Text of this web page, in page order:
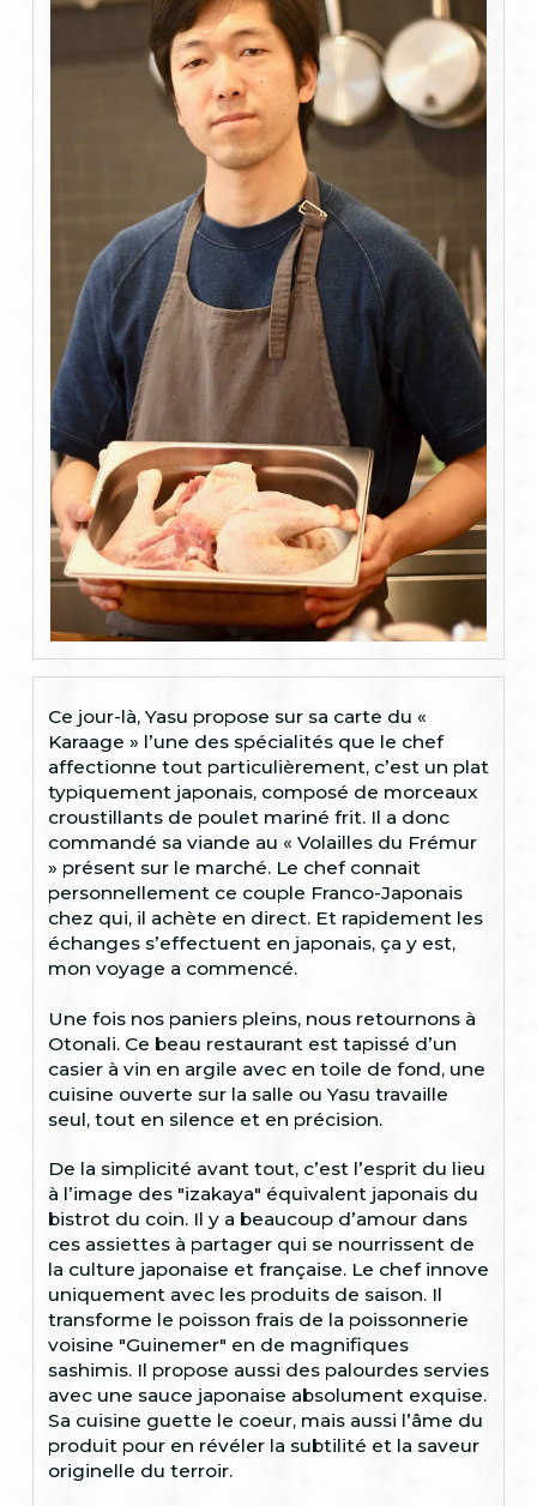
Ce jour-là, Yasu propose sur sa carte du «
Karaage » l’une des spécialités que le chef
affectionne tout particulièrement, c’est un plat
typiquement japonais, composé de morceaux
croustillants de poulet mariné frit. Il a donc
commandé sa viande au « Volailles du Frémur
» présent sur le marché. Le chef connait
personnellement ce couple Franco-Japonais
chez qui, il achète en direct. Et rapidement les
échanges s’effectuent en japonais, ça y est,
mon voyage a commencé.
Une fois nos paniers pleins, nous retournons à
Otonali. Ce beau restaurant est tapissé d’un
casier à vin en argile avec en toile de fond, une
cuisine ouverte sur la salle ou Yasu travaille
seul, tout en silence et en précision.
De la simplicité avant tout, c’est l’esprit du lieu
à l’image des "izakaya" équivalent japonais du
bistrot du coin. Il y a beaucoup d’amour dans
ces assiettes à partager qui se nourrissent de
la culture japonaise et française. Le chef innove
uniquement avec les produits de saison. Il
transforme le poisson frais de la poissonnerie
voisine "Guinemer" en de magnifiques
sashimis. Il propose aussi des palourdes servies
avec une sauce japonaise absolument exquise.
Sa cuisine guette le coeur, mais aussi l’âme du
produit pour en révéler la subtilité et la saveur
originelle du terroir.